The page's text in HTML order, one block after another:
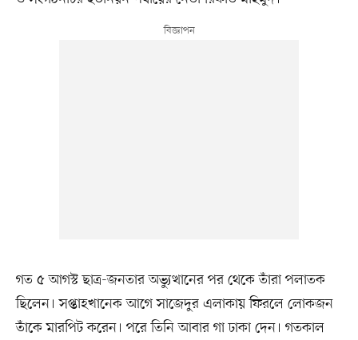
গত ৫ আগস্ট ছাত্র-জনতার অভ্যুত্থানের পর থেকে তাঁরা পলাতক
ছিলেন। সপ্তাহখানেক আগে সাজেদুর এলাকায় ফিরলে লোকজন
তাঁকে মারপিট করেন। পরে তিনি আবার গা ঢাকা দেন। গতকাল